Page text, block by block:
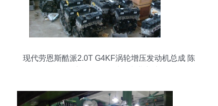
现代劳恩斯酷派2.0T G4KF涡轮增压发动机总成 陈